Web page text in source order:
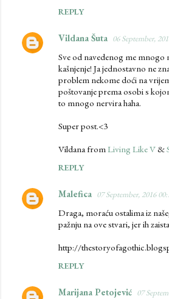
REPLY
Vildana Šuta 06 September,
Sve od navedenog me mnogo
kašnjenje! Ja jednostavno ne
problem nekome doći na
poštovanje prema osobi s
to mnogo nervira haha.
Super post.<3
Vildana fromLiving Like V&
REPLY
Malefica 07 September, 2016
Draga, moraću ostalima iz
pažnju na ove stvari, jer ih
http://
REPLY
Marijana Petojević 07